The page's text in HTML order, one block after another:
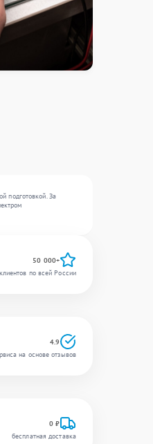
подготовкой. За
50 000+
по всей России
4.9
на основе отзывов
0 ₽
бесплатная доставка